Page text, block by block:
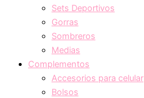
Sets Deportivos
Gorras
Sombreros
Medias
Complementos
Accesorios para celular
Bolsos